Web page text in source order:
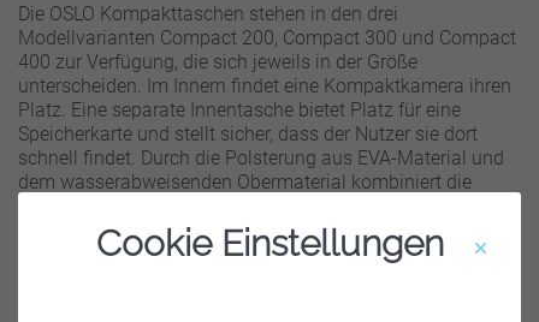
Die OSLO Kompakttaschen stehen in den drei
Modellvarianten Compact 200, Compact 300 und Compact
400 zur Verfügung, die sich jeweils in der Größe
unterscheiden. Im Innern findet eine Kompaktkamera ihren
Platz. Eine separate Innentasche bietet Platz für eine
Speicherkarte und stellt sicher, dass der Nutzer sie dort
schnell findet. Durch die Polsterung aus EVA-Material und
dem wasserabweisenden Obermaterial kombiniert die
Hardcases mit dem angenehmen, anschmiegsamen Gefühl
einer Softtasche.Cookie Einstellungen